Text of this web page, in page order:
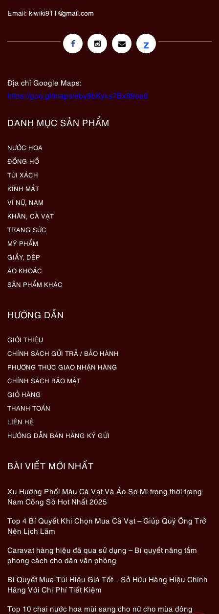
Email: kiwiki911@gmail.com
z
Địa chỉ Google Maps:
https://goo.gl/maps/eby8bKyks7Bx89oa6
DANH MỤC SẢN PHẨM
NƯỚC HOA
ĐỒNG HỒ
TÚI XÁCH
KÍNH MẮT
VÍ NỮ, NAM
KHĂN, CÀ VẠT
TRANG SỨC
MỸ PHẨM
GIẦY, DÉP
ÁO KHOÁC
SẢN PHẨM KHÁC
HƯỚNG DẪN
GIỚI THIỆU
CHÍNH SÁCH GỬI TRẢ / BẢO HÀNH
PHƯƠNG THỨC GIAO NHẬN HÀNG
CHÍNH SÁCH BẢO MẬT
GIỎ HÀNG
THANH TOÁN
LIÊN HỆ
HƯỚNG DẪN BÁN HÀNG KÝ GỬI
BÀI VIẾT MỚI NHẤT
Xu Hướng Phối Màu Cà Vạt Và Áo Sơ Mi trong thời trang
Nam Công Sở Hot Nhất 2025
Top 4 Bí Quyết Khi Chọn Mua Cà Vạt – Giúp Quý Ông Trở
Nên Lịch Lãm
Caravat hàng hiệu đã qua sử dụng – Bí quyết nâng tầm
phong cách cho dân văn phòng
Bí Quyết Mua Túi Hiệu Giá Tốt – Sở Hữu Hàng Hiệu Chính
Hãng Với Chi Phí Tiết Kiệm
Top 10 chai nước hoa mùi sang cho nữ cho mùa đông